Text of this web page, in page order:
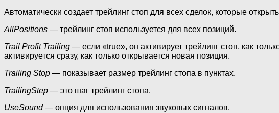
Автоматически создает трейлинг стоп для всех сделок, которые
AllPositions — трейлинг стоп используется для всех позиций.
Trail Profit Trailing — если «true», он активирует трейлинг стоп, как
активируется сразу, как только открывается новая позиция.
Trailing Stop — показывает размер трейлинг стопа в пунктах.
TrailingStep — это шаг трейлинг стопа.
UseSound— опция для использования звуковых сигналов.